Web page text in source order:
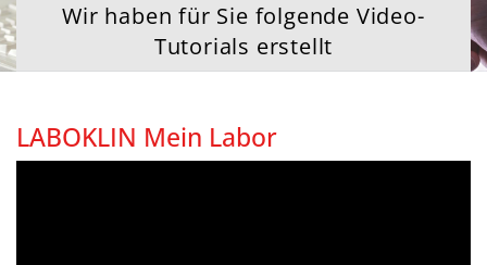
Wir haben für Sie folgende Video-
Tutorials erstellt
LABOKLIN Mein Labor